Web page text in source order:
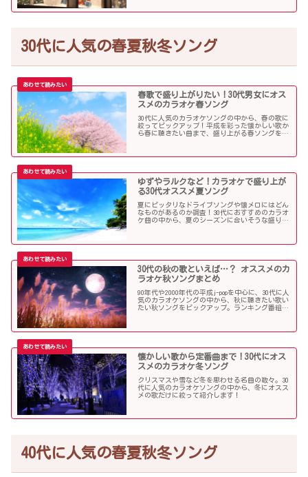
30代に人気の春夏秋冬ソング
春歌で盛り上がりたい！30代男女にオス
スメのカラオケ春ソング
30代に人気のカラオケソングの中から、春の歌に
絞ってピックアップ！平成を彩った懐かしい歌か
ら春に聴きたい曲まで、盛り上がる春ソングを集
ゆずやラルクなど！カラオケで盛り上が
る30代オススメ夏ソング
夏にピッタリなドライブソングや懐メロにはどん
なものがあるのか調査！30代におすすめのカラオ
ケ曲の中から、夏のシーズンに合いそうな盛り上
30代の秋の歌といえば…？ オススメのカ
ラオケ秋ソングまとめ
90年代や2000年代の平成j-popを中心に、30代に人
気のカラオケソングの中から、秋に聴きたい歌い
たい秋ソングをピックアップ。ランキング番組で
懐かしい歌から定番曲まで！30代にオス
スメのカラオケ冬ソング
クリスマスや雪など冬を思わせる名曲の数々。30
代に人気のカラオケソングの中から、冬にオスス
メの歌だけに絞って紹介します！
40代に人気の春夏秋冬ソング